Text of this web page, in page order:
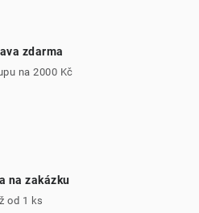
zdarma
na 2000 Kč
na zakázku
od 1 ks